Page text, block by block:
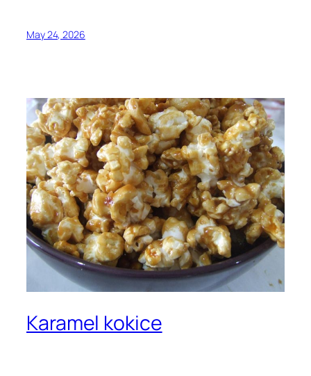
May 24, 2026
Karamel kokice